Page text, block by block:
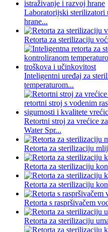
Laboratorijski sterilizatori
hrane...
Retorta za sterilizaciju
Inteligentni uređaj za
temperaturom...
Retortni stroj za vrećice
Water Spr...
Retorta za sterilizaciju
Retorta za sterilizaciju
Retorta za sterilizaciju
Retorta s raspršivačem
Retorta za sterilizaciju